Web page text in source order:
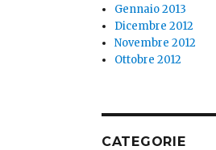
Gennaio 2013
Dicembre 2012
Novembre 2012
Ottobre 2012
CATEGORIE